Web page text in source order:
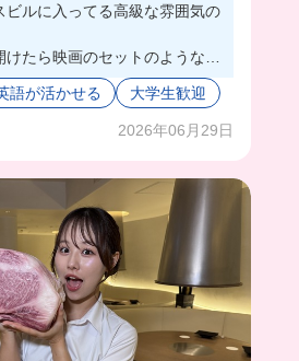
ビルに入ってる高級な雰囲気の
けたら映画のセットのような豪
素敵なマネージャーさんがい
れた😮‍💨💕
開してる超有名なレストランな
が豊富で、働くだけでなくマナ
ゃいそう🥹
も食べられちゃうよ🤤
したくないけど、美味しいま
っていう欲張りさんにおすすめ
語が活かせる 大学生歓迎
2026年06月29日